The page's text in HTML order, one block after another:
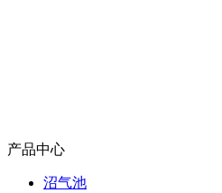
产品中心
沼气池